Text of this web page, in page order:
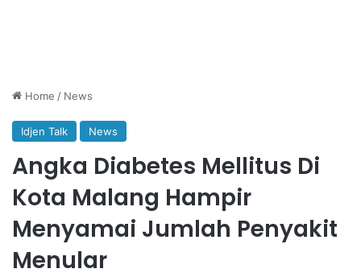
Home / News
Idjen Talk News
Angka Diabetes Mellitus Di
Kota Malang Hampir
Menyamai Jumlah Penyakit
Menular